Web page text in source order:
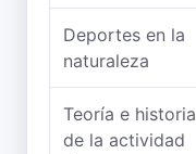
Deportes en la
naturaleza
Teoría e historia
de la actividad